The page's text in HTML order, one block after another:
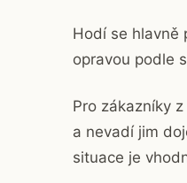
Hodí se hlavně
opravou podle
Pro zákazníky
a nevadí jim
situace je